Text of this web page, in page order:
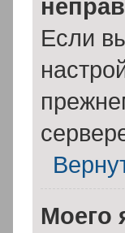
Если
Моего